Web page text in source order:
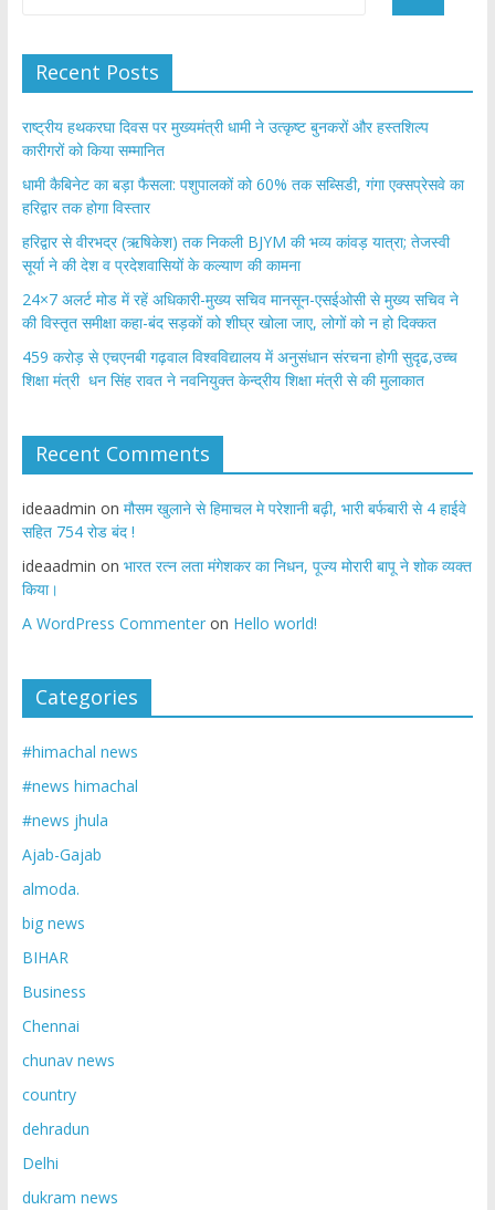
Recent Posts
राष्ट्रीय हथकरघा दिवस पर मुख्यमंत्री धामी ने उत्कृष्ट बुनकरों और हस्तशिल्प
कारीगरों को किया सम्मानित
​धामी कैबिनेट का बड़ा फैसला: पशुपालकों को 60% तक सब्सिडी, गंगा एक्सप्रेसवे का
हरिद्वार तक होगा विस्तार
​हरिद्वार से वीरभद्र (ऋषिकेश) तक निकली BJYM की भव्य कांवड़ यात्रा; तेजस्वी
सूर्या ने की देश व प्रदेशवासियों के कल्याण की कामना
24×7 अलर्ट मोड में रहें अधिकारी-मुख्य सचिव मानसून-एसईओसी से मुख्य सचिव ने
की विस्तृत समीक्षा कहा-बंद सड़कों को शीघ्र खोला जाए, लोगों को न हो दिक्कत
459 करोड़ से एचएनबी गढ़वाल विश्वविद्यालय में अनुसंधान संरचना होगी सुदृढ,उच्च
शिक्षा मंत्री धन सिंह रावत ने नवनियुक्त केन्द्रीय शिक्षा मंत्री से की मुलाकात
Recent Comments
ideaadmin on मौसम खुलाने से हिमाचल मे परेशानी बढ़ी, भारी बर्फबारी से 4 हाईवे
सहित 754 रोड बंद !
ideaadmin on भारत रत्न लता मंगेशकर का निधन, पूज्य मोरारी बापू ने शोक व्यक्त
किया।
A WordPress Commenteron Hello world!
Categories
#himachal news
#news himachal
#news jhula
Ajab-Gajab
almoda.
big news
BIHAR
Business
Chennai
chunav news
country
dehradun
Delhi
dukram news